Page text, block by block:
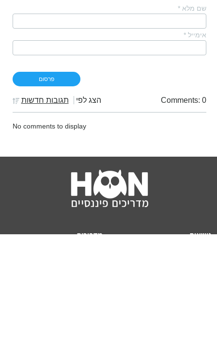
שם מלא *
אימייל *
Comments: 0 הצג לפי תגובות חדשות
No comments to display
נושאים
מדריכים